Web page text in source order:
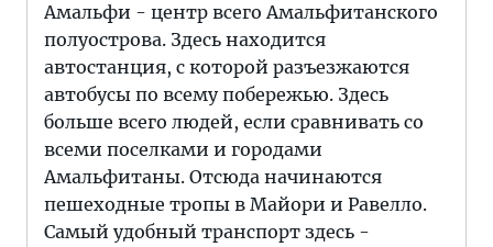
Амальфи - центр всего Амальфитанского
полуострова. Здесь находится
автостанция, с которой разъезжаются
автобусы по всему побережью. Здесь
больше всего людей, если сравнивать со
всеми поселками и городами
Амальфитаны. Отсюда начинаются
пешеходные тропы в Майори и Равелло.
Самый удобный транспорт здесь -